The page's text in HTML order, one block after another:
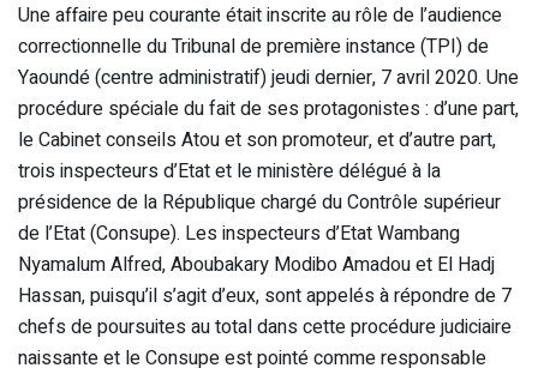
Une affaire peu courante était inscrite au rôle de l’audience
correctionnelle du Tribunal de première instance (TPI) de
Yaoundé (centre administratif) jeudi dernier, 7 avril 2020. Une
procédure spéciale du fait de ses protagonistes : d’une part,
le Cabinet conseils Atou et son promoteur, et d’autre part,
trois inspecteurs d’Etat et le ministère délégué à la
présidence de la République chargé du Contrôle supérieur
de l’Etat (Consupe). Les inspecteurs d’Etat Wambang
Nyamalum Alfred, Aboubakary Modibo Amadou et El Hadj
Hassan, puisqu’il s’agit d’eux, sont appelés à répondre de 7
chefs de poursuites au total dans cette procédure judiciaire
naissante et le Consupe est pointé comme responsable